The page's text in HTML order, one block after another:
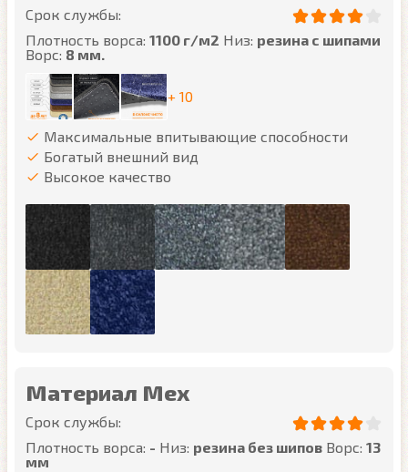
Срок службы:
Плотность ворса: 1100 г/м2 Низ: резина с шипами
Ворс: 8 мм.
+ 10
Максимальные впитывающие способности
Богатый внешний вид
Высокое качество
Материал Мех
Срок службы:
Плотность ворса: - Низ: резина без шипов Ворс: 13
мм